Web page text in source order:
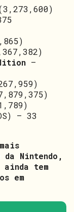
–
– 33
da Nintendo,
ainda tem
em